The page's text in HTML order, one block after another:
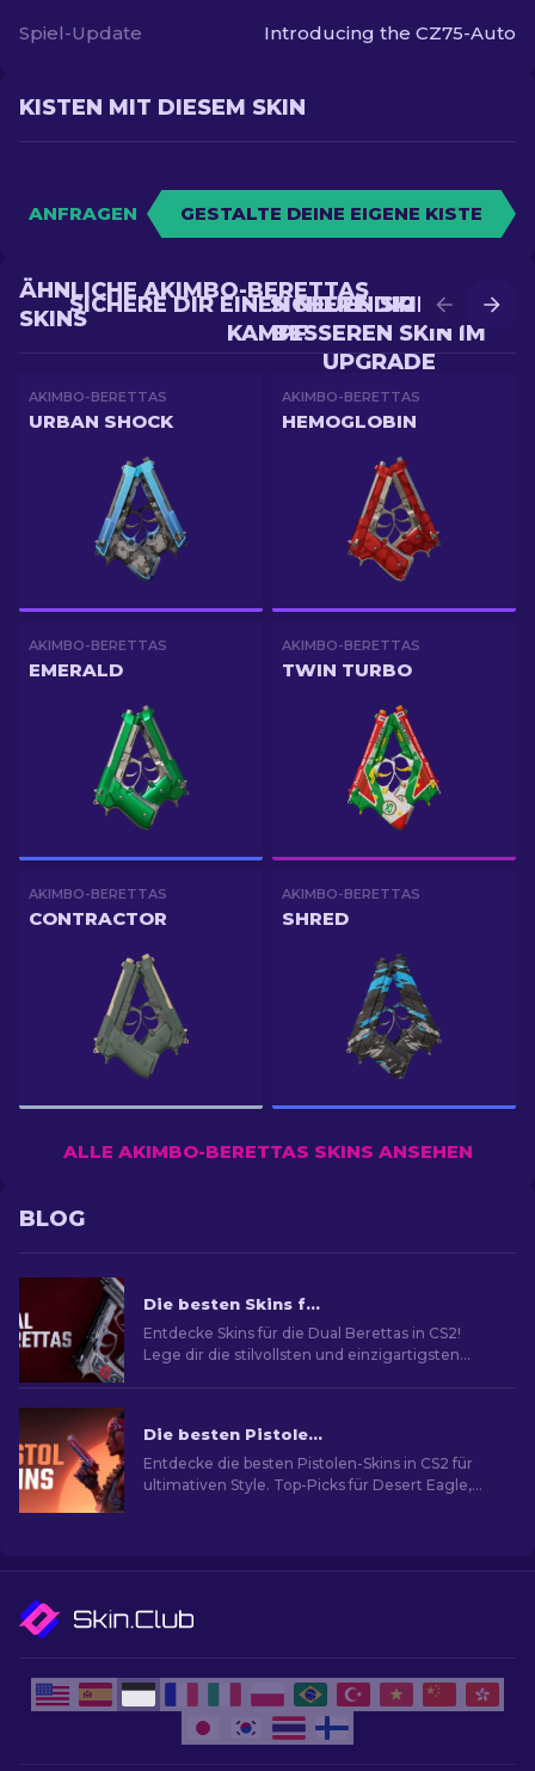
Spiel-Update
Introducing the CZ75-Auto
KISTEN MIT DIESEM SKIN
ANFRAGEN GESTALTE DEINE EIGENE KISTE
SICHERE DIR EINEN
BESSEREN SKIN IM
UPGRADE
SICHERE DIR EINEN NEUEN SKIN IM
KAMPF
ÄHNLICHE AKIMBO-BERETTAS
SKINS
AKIMBO-BERETTAS
URBAN SHOCK
AKIMBO-BERETTAS
HEMOGLOBIN
AKIMBO-BERETTAS
EMERALD
AKIMBO-BERETTAS
TWIN TURBO
AKIMBO-BERETTAS
CONTRACTOR
AKIMBO-BERETTAS
SHRED
ALLE AKIMBO-BERETTAS SKINS ANSEHEN
BLOG
Die besten Skins für die Dual Berettas in CS2 [2026]
Entdecke Skins für die Dual Berettas in CS2!
Lege dir die stilvollsten und einzigartigsten
Die besten Pistolen-Skins in CS2 [2026]
Entdecke die besten Pistolen-Skins in CS2 für
ultimativen Style. Top-Picks für Desert Eagle,